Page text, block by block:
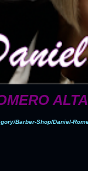
Barber-Shop/Daniel-